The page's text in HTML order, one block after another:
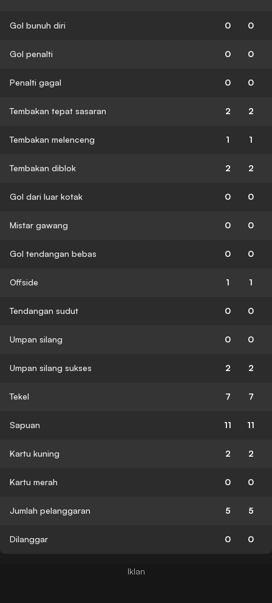
Gol bunuh diri 0 0
Gol penalti 0 0
Penalti gagal 0 0
Tembakan tepat sasaran 2 2
Tembakan melenceng 1 1
Tembakan diblok 2 2
Gol dari luar kotak 0 0
Mistar gawang 0 0
Gol tendangan bebas 0 0
Offside 1 1
Tendangan sudut 0 0
Umpan silang 0 0
Umpan silang sukses 2 2
Tekel 7 7
Sapuan 11 11
Kartu kuning 2 2
Kartu merah 0 0
Jumlah pelanggaran 5 5
Dilanggar 0 0